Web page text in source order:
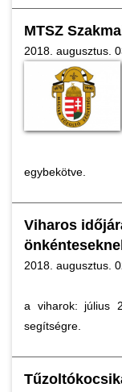
MTSZ
2018. augusztus.
egybekötve.
Viharos
2018. augusztus.
a viharok: július
segítségre.